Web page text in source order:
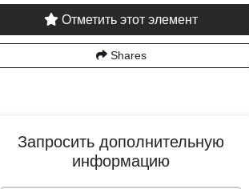
Отметить этот элемент
Shares
Запросить дополнительную
информацию